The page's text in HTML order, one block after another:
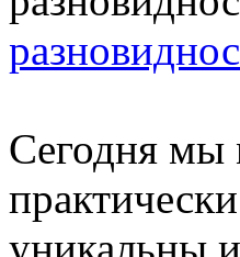
Сегодня мы
уникальны